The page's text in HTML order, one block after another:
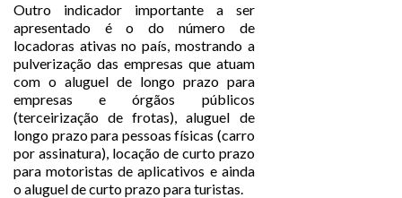
Outro indicador importante a ser
apresentado é o do número de
locadoras ativas no país, mostrando a
pulverização das empresas que atuam
com o aluguel de longo prazo para
empresas e órgãos públicos
(terceirização de frotas), aluguel de
longo prazo para pessoas físicas (carro
por assinatura), locação de curto prazo
para motoristas de aplicativos e ainda
o aluguel de curto prazo para turistas.